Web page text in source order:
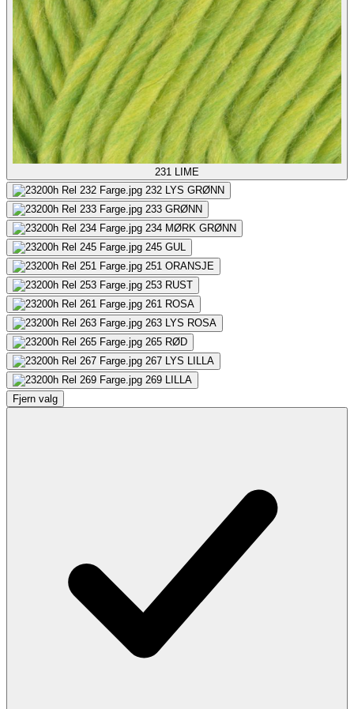
231 LIME
232 LYS GRØNN
233 GRØNN
234 MØRK GRØNN
245 GUL
251 ORANSJE
253 RUST
261 ROSA
263 LYS ROSA
265 RØD
267 LYS LILLA
269 LILLA
Fjern valg